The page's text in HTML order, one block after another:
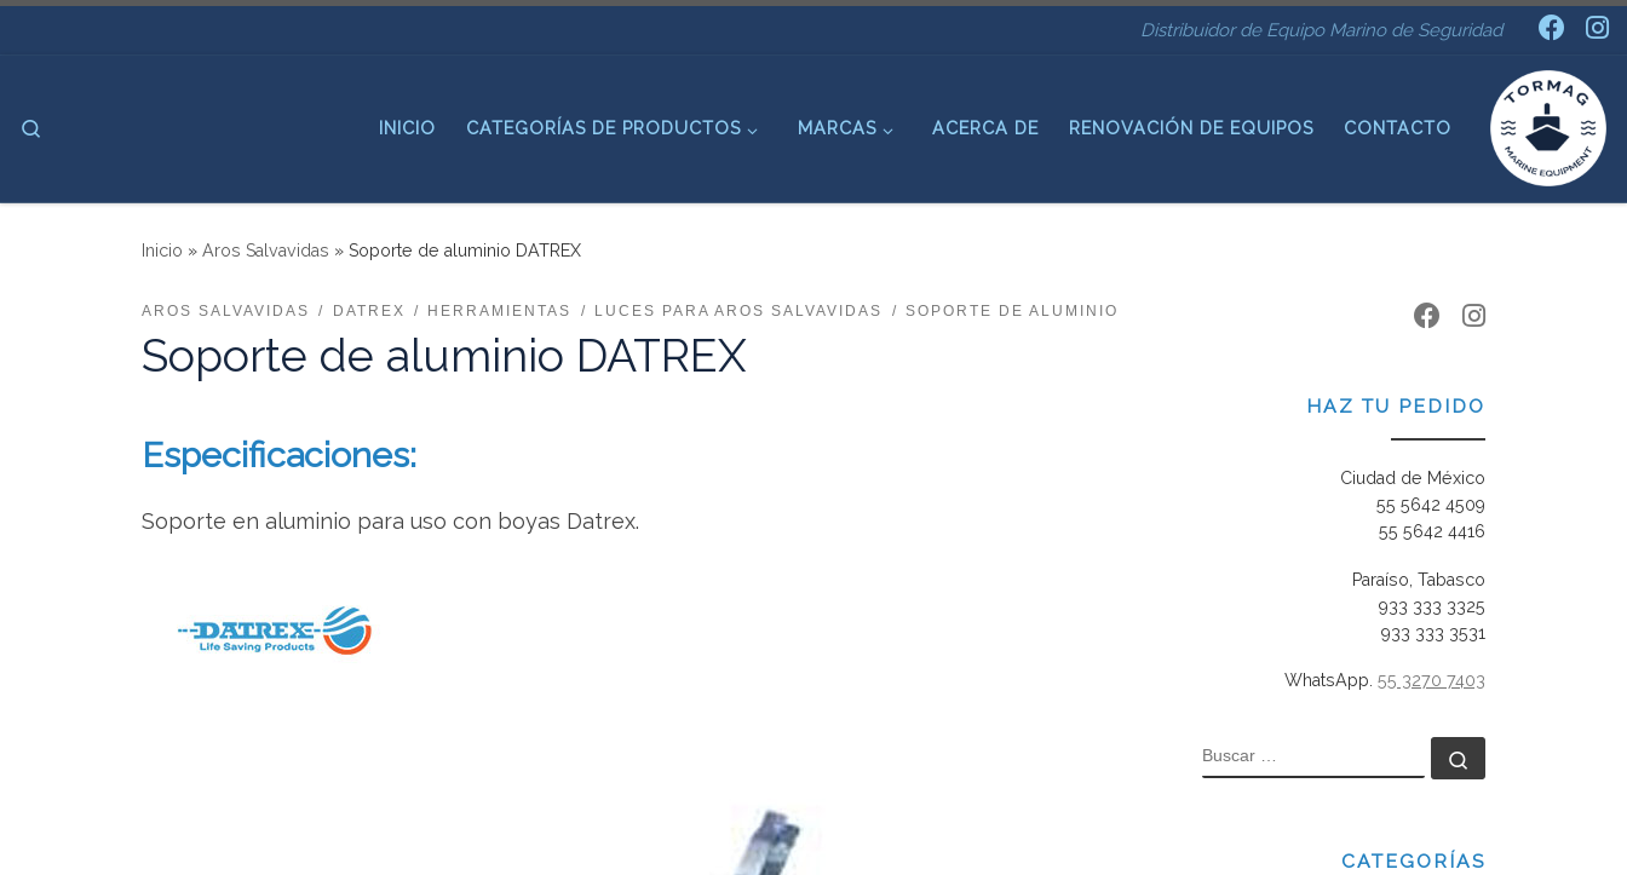
Distribuidor de Equipo Marino de Seguridad
INICIO CATEGORÍAS DE PRODUCTOS MARCAS ACERCA DE RENOVACIÓN DE EQUIPOS CONTACTO
Inicio » Aros Salvavidas » Soporte de aluminio DATREX
AROS SALVAVIDAS DATREX HERRAMIENTAS LUCES PARA AROS SALVAVIDAS SOPORTE DE ALUMINIO
Soporte de aluminio DATREX
Especificaciones:
Soporte en aluminio para uso con boyas Datrex.
HAZ TU PEDIDO
Ciudad de México
55 5642 4509
55 5642 4416
Paraíso, Tabasco
933 333 3325
933 333 3531
WhatsApp. 55 3270 7403
BUSCAR
CATEGORÍAS